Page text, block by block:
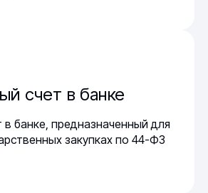
счет в банке
банке, предназначенный для
закупках по 44-ФЗ